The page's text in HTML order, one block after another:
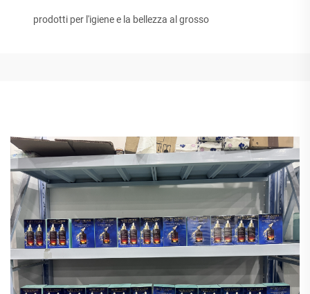
prodotti per l'igiene e la bellezza al grosso